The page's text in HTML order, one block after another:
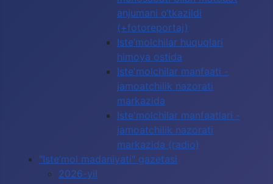
anjumani o‘tkazildi
(+fotoreportaj)
Iste’molchilar huquqlari
himoya ostida
Iste'molchilar manfaati -
jamoatchilik nazorati
markazida
Iste'molchilar manfaatlari -
jamoatchilik nazorati
markazida (radio)
"Iste’mol madaniyati" gazetasi
2026-yil